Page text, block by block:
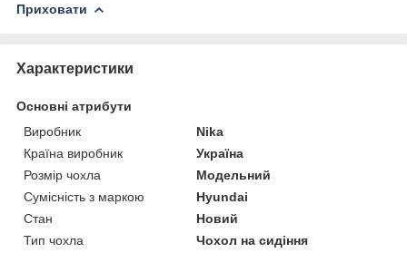
Приховати
Характеристики
Основні атрибути
Виробник
Nika
Країна виробник
Україна
Розмір чохла
Модельний
Сумісність з маркою
Hyundai
Стан
Новий
Тип чохла
Чохол на сидіння